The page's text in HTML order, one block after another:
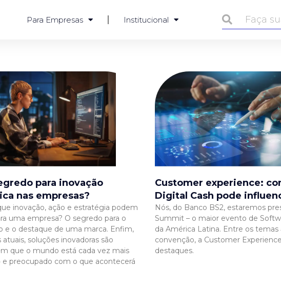
Para Empresas Institucional
para inovação
nas empresas?
inovação, ação e estratégia podem
uma empresa? O segredo para o
e o destaque de uma marca. Enfim,
soluções inovadoras são
que o mundo está cada vez mais
preocupado com o que acontecerá
Customer experience:
Digital Cash pode
Nós, do Banco BS2, estaremos
Summit – o maior evento de
da América Latina. Entre os temas
convenção, a Customer
destaques.